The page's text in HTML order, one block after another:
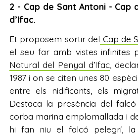
2 - Cap de Sant Antoni - Cap
d’Ifac.
Et proposem sortir del Cap de
el seu far amb vistes infinites
Natural del Penyal d’Ifac,
1987 i on se citen unes 80
entre els nidificants, els
Destaca la presència del
corba marina emplomallada i
hi fan niu el falcó pelegrí, la